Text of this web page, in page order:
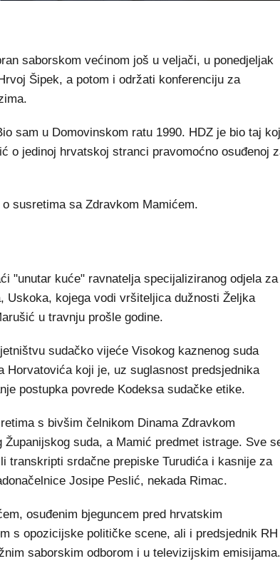
saborskom većinom još u veljači, u ponedjeljak
Šipek, a potom i održati konferenciju za
sam u Domovinskom ratu 1990. HDZ je bio taj
o jedinoj hrvatskoj stranci pravomoćno osuđenoj
susretima sa Zdravkom Mamićem.
"unutar kuće" ravnatelja specijaliziranog odjela za
Uskoka, kojega vodi vršiteljica dužnosti Željka
u travnju prošle godine.
sudačko vijeće Visokog kaznenog suda
Horvatovića koji je, uz suglasnost predsjednika
postupka povrede Kodeksa sudačke etike.
s bivšim čelnikom Dinama Zdravkom
suda, a Mamić predmet istrage. Sve
transkripti srdačne prepiske Turudića i kasnije za
Josipe Peslić, nekada Rimac.
osuđenim bjeguncem pred hrvatskim
s opozicijske političke scene, ali i predsjednik RH
saborskim odborom i u televizijskim emisijama.